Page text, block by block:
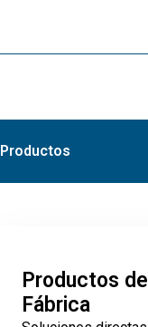
Productos
Productos de
Fábrica